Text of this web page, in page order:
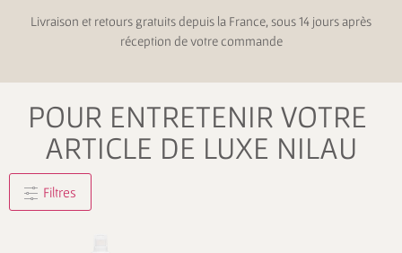
Livraison et retours gratuits depuis la France, sous 14 jours après
réception de votre commande
POUR ENTRETENIR VOTRE
ARTICLE DE LUXE NILAU
Filtres